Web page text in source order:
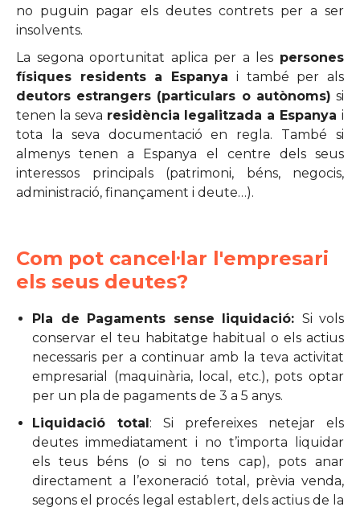
no puguin pagar els deutes contrets per a ser
insolvents.
La segona oportunitat aplica per a les persones
físiques residents a Espanya i també per als
deutors estrangers (particulars o autònoms) si
tenen la seva residència legalitzada a Espanyai
tota la seva documentació en regla. També si
almenys tenen a Espanya el centre dels seus
interessos principals (patrimoni, béns, negocis,
administració, finançament i deute…).
Com pot cancel·lar l'empresari
els seus deutes?
Pla de Pagaments sense liquidació: Si vols
conservar el teu habitatge habitual o els actius
necessaris per a continuar amb la teva activitat
empresarial (maquinària, local, etc.), pots optar
per un pla de pagaments de 3 a 5 anys.
Liquidació total: Si prefereixes netejar els
deutes immediatament i no t’importa liquidar
els teus béns (o si no tens cap), pots anar
directament a l’exoneració total, prèvia venda,
segons el procés legal establert, dels actius de la